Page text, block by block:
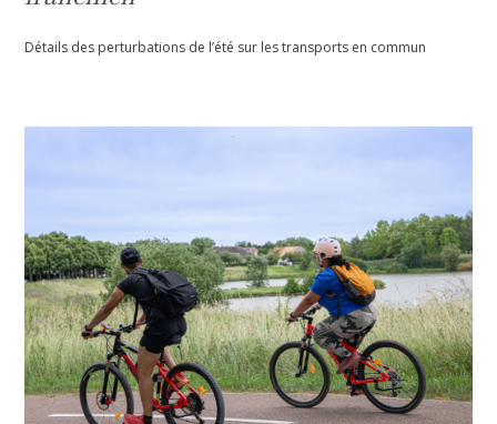
Détails des perturbations de l’été sur les transports en commun